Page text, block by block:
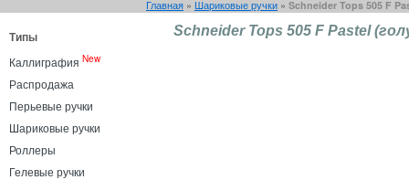
Главная » Шариковые ручки » Schneider Tops 505 F
Типы
Каллиграфия New
Распродажа
Перьевые ручки
Шариковые ручки
Роллеры
Гелевые ручки
Schneider Tops 505 F Pastel